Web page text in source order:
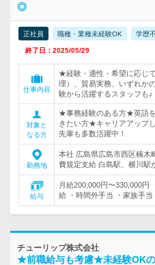
◎
正社員 職種・業種未経験OK 学歴
終了日：2025/05/29
仕事内容
★経験・適性・希望に応じ
理）、貿易実務、いずれか
験から活躍するスタッフも♪
対象と
なる方
★事務経験のある方★英語
きたい方★キャリアアップ
先輩も多数活躍中！
勤務地
本社 広島県広島市西区楠
費規定支給 白島駅、横川駅
給与
月給200,000円〜330,000円
給 ・時間外手当 ・家族手当
チューリップ株式会社
★前職給与も考慮★未経験OK